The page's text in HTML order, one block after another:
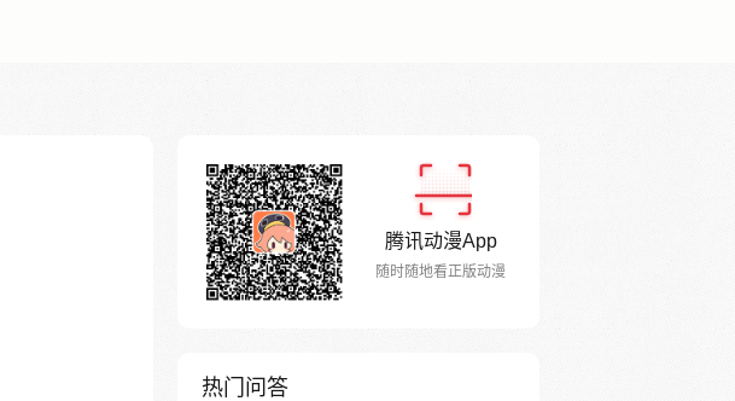
腾讯动漫App
随时随地看正版动漫
热门问答